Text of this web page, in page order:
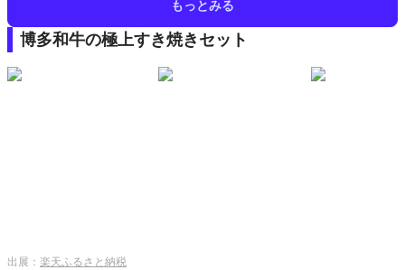
もっとみる
博多和牛の極上すき焼きセット
出展： 楽天ふるさと納税